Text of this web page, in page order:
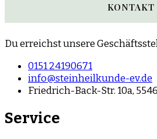
KONTAKT
Du erreichst unsere
0151 24190671
info@steinheilkunde-ev.de
Friedrich-Back-Str. 10a,
Service